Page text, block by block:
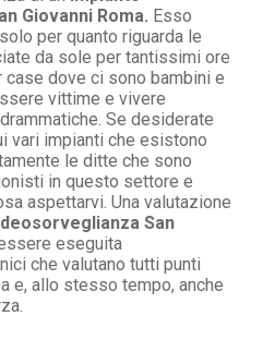
Giovanni Roma. Esso
per quanto riguarda le
da sole per tantissimi ore
case dove ci sono bambini e
vittime e vivere
Se desiderate
vari impianti che esistono
le ditte che sono
in questo settore e
aspettarvi. Una valutazione
San
eseguita
che valutano tutti punti
e, allo stesso tempo, anche